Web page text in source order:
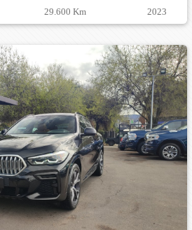
29.600 Km 2023